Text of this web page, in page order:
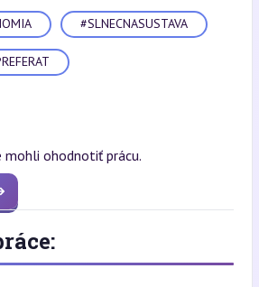
#SLNECNASUSTAVA
mohli ohodnotiť prácu.